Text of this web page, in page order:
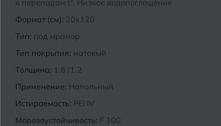
к перепадам t°, Низкое водопоглощение
Формат (см): 20x120
Тип: под мрамор
Тип покрытия: матовый
Толщина: 1,6 /1,2
Применение: Напольный
Истираемость: PEI IV
Морозоустойчивость: F 100
Магнитогорск
Майкоп
Челябинск